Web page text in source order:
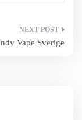
Vape Sverige